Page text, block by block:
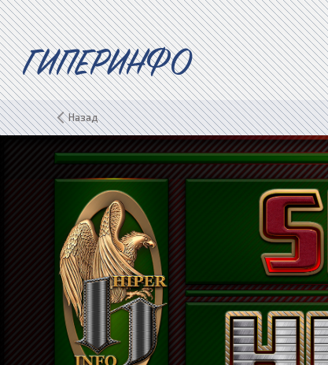
ГИПЕРИНФО
Назад